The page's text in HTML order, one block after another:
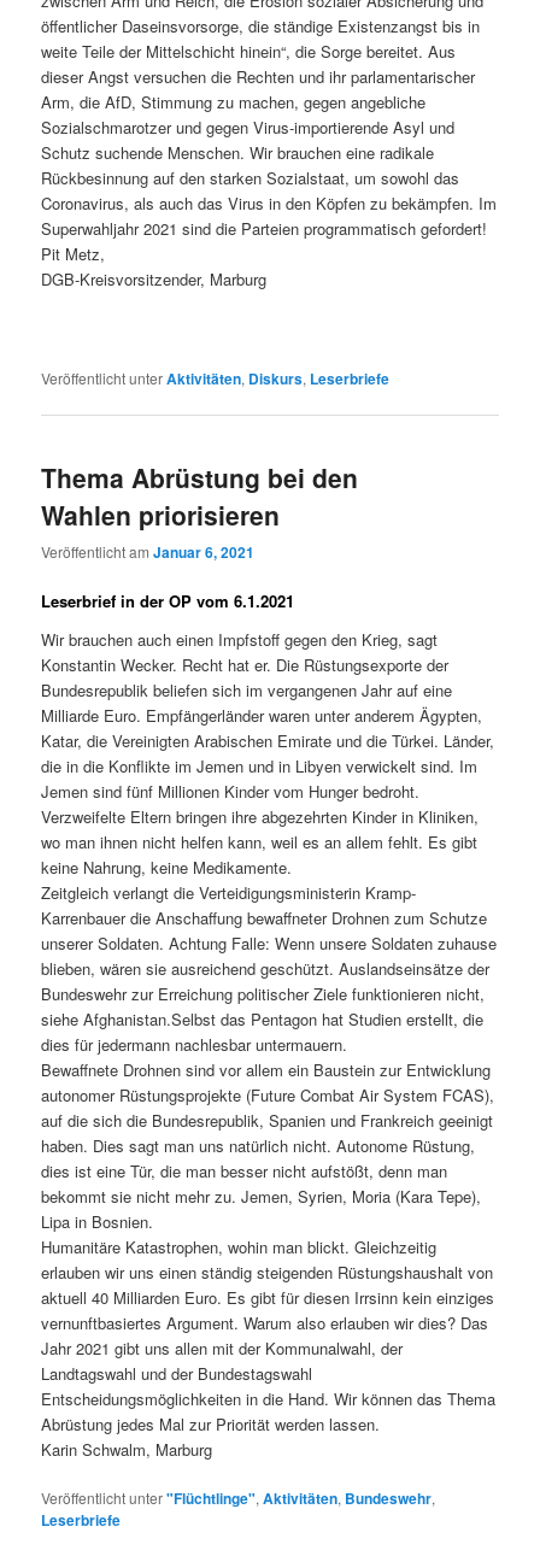
öffentlicher Daseinsvorsorge, die ständige Existenzangst bis in
weite Teile der Mittelschicht hinein“, die Sorge bereitet. Aus
dieser Angst versuchen die Rechten und ihr parlamentarischer
Arm, die AfD, Stimmung zu machen, gegen angebliche
Sozialschmarotzer und gegen Virus-importierende Asyl und
Schutz suchende Menschen. Wir brauchen eine radikale
Rückbesinnung auf den starken Sozialstaat, um sowohl das
Coronavirus, als auch das Virus in den Köpfen zu bekämpfen. Im
Superwahljahr 2021 sind die Parteien programmatisch gefordert!
Pit Metz,
DGB-Kreisvorsitzender, Marburg
Veröffentlicht unterAktivitäten, Diskurs, Leserbriefe
Thema Abrüstung bei den
Wahlen priorisieren
Veröffentlicht amJanuar 6, 2021
Leserbrief in der OP vom 6.1.2021
Wir brauchen auch einen Impfstoff gegen den Krieg, sagt
Konstantin Wecker. Recht hat er. Die Rüstungsexporte der
Bundesrepublik beliefen sich im vergangenen Jahr auf eine
Milliarde Euro. Empfängerländer waren unter anderem Ägypten,
Katar, die Vereinigten Arabischen Emirate und die Türkei. Länder,
die in die Konflikte im Jemen und in Libyen verwickelt sind. Im
Jemen sind fünf Millionen Kinder vom Hunger bedroht.
Verzweifelte Eltern bringen ihre abgezehrten Kinder in Kliniken,
wo man ihnen nicht helfen kann, weil es an allem fehlt. Es gibt
keine Nahrung, keine Medikamente.
Zeitgleich verlangt die Verteidigungsministerin Kramp-
Karrenbauer die Anschaffung bewaffneter Drohnen zum Schutze
unserer Soldaten. Achtung Falle: Wenn unsere Soldaten zuhause
blieben, wären sie ausreichend geschützt. Auslandseinsätze der
Bundeswehr zur Erreichung politischer Ziele funktionieren nicht,
siehe Afghanistan.Selbst das Pentagon hat Studien erstellt, die
dies für jedermann nachlesbar untermauern.
Bewaffnete Drohnen sind vor allem ein Baustein zur Entwicklung
autonomer Rüstungsprojekte (Future Combat Air System FCAS),
auf die sich die Bundesrepublik, Spanien und Frankreich geeinigt
haben. Dies sagt man uns natürlich nicht. Autonome Rüstung,
dies ist eine Tür, die man besser nicht aufstößt, denn man
bekommt sie nicht mehr zu. Jemen, Syrien, Moria (Kara Tepe),
Lipa in Bosnien.
Humanitäre Katastrophen, wohin man blickt. Gleichzeitig
erlauben wir uns einen ständig steigenden Rüstungshaushalt von
aktuell 40 Milliarden Euro. Es gibt für diesen Irrsinn kein einziges
vernunftbasiertes Argument. Warum also erlauben wir dies? Das
Jahr 2021 gibt uns allen mit der Kommunalwahl, der
Landtagswahl und der Bundestagswahl
Entscheidungsmöglichkeiten in die Hand. Wir können das Thema
Abrüstung jedes Mal zur Priorität werden lassen.
Karin Schwalm, Marburg
Veröffentlicht unter"Flüchtlinge",Aktivitäten, Bundeswehr,
Leserbriefe